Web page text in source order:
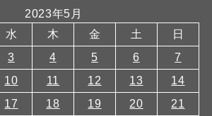
2023年5月
水 木 金 土
日
3 4 5 6
7
10 11 12 13
14
17 18 19 20 21